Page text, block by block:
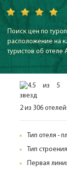
Поиск цен по
расположение на
туристов об отеле
2 из 306 отелей
Тип отеля -
Тип
Первая